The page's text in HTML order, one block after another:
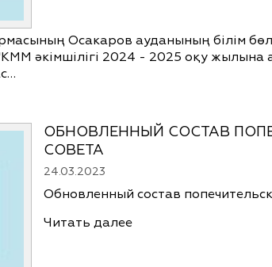
Осакаров ауданының білім
әкімшілігі 2024 - 2025 оқу жылына
ОБНОВЛЕННЫЙ СОСТАВ
СОВЕТА
24.03.2023
Обновленный состав
Читать далее